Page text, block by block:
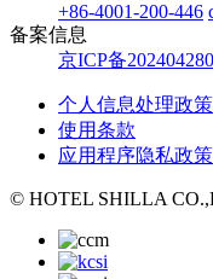
+86-4001-200-446
备案信息
京ICP备
个人信息处理政策
使用条款
应用程序隐私政策
© HOTEL SHILLA